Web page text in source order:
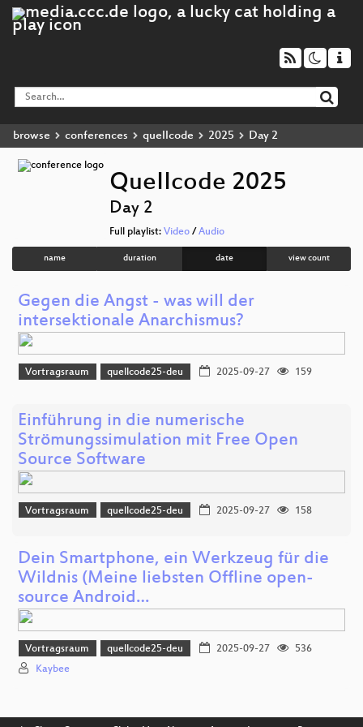
browse conferences quellcode 2025 Day 2
QueIIcode 2025
Day 2
Full playlist: Video / Audio
name duration date view count
Gegen die Angst - was will der
intersektionale Anarchismus?
Vortragsraum quellcode25-deu 2025-09-27 159
Einführung in die numerische
Strömungssimulation mit Free Open
Source Software
Vortragsraum quellcode25-deu 2025-09-27 158
Dein Smartphone, ein Werkzeug für die
Wildnis (Meine liebsten Offline open-
source Android…
Vortragsraum quellcode25-deu 2025-09-27
536
Kaybee